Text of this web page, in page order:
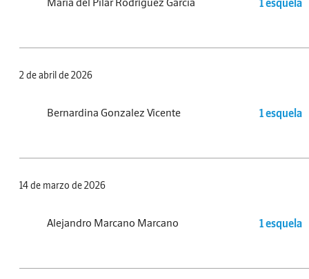
2 de abril de 2026
Bernardina Gonzalez Vicente 1 esquela
14 de marzo de 2026
Alejandro Marcano Marcano 1 esquela